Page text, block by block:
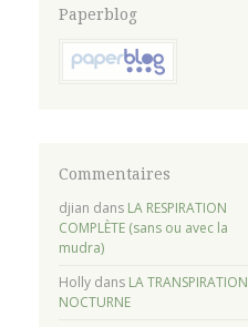
Paperblog
Commentaires
djian dans LA RESPIRATION
COMPLÈTE (sans ou avec la
mudra)
Hollydans LA TRANSPIRATION
NOCTURNE